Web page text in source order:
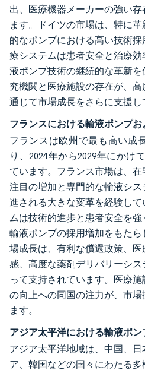
出、医療機器メーカーの強い
ます。ドイツの市場は、特に
的なポンプにおける高い技術
療システムは患者安全と治療
液ポンプ技術の継続的な革新
究機関と医療施設の存在が、
通じて市場成長をさらに支援し
フランスにおける輸液ポンプ
フランスは欧州で最も高い成
り、2024年から2029年にかけ
ています。フランス市場は、
注目の増加と専門的な輸液シ
進される大きな変革を経験し
ムは技術的進歩と患者安全を
輸液ポンプの採用増加をもた
場成長は、有利な償還政策、
感、高度な薬剤デリバリーシ
って支持されています。医療
の向上への同国の注力が、市
ます。
アジア太平洋における輸液ポ
アジア太平洋地域は、中国、
ア、韓国などの国々にわたる